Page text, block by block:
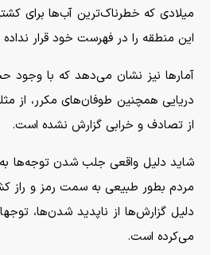
میلادی که خطرناک‌ترین آب‌ها برای
این منطقه را در فهرست خود قرار
آمار‌ها نیز نشان می‌دهد که با وجود
دریایی همچنین طوفان‌های مکرر، از
از تصادف و خرابی گزارش نشده است.
شاید دلیل واقعی جلب شدن توجه‌ها به
مردم بطور طبیعی به سمت رمز و راز
دلیل گزارش‌ها از ناپدید شدن‌ها،
می‌کرده است.